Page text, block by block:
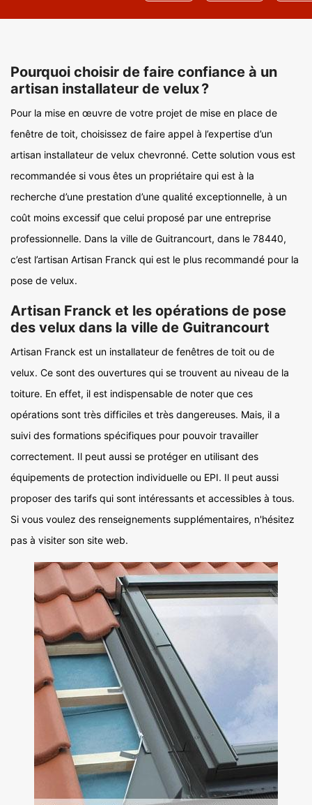
Pourquoi choisir de faire confiance à un
artisan installateur de velux ?
Pour la mise en œuvre de votre projet de mise en place de
fenêtre de toit, choisissez de faire appel à l’expertise d’un
artisan installateur de velux chevronné. Cette solution vous est
recommandée si vous êtes un propriétaire qui est à la
recherche d’une prestation d’une qualité exceptionnelle, à un
coût moins excessif que celui proposé par une entreprise
professionnelle. Dans la ville de Guitrancourt, dans le 78440,
c’est l’artisan Artisan Franck qui est le plus recommandé pour la
pose de velux.
Artisan Franck et les opérations de pose
des velux dans la ville de Guitrancourt
Artisan Franck est un installateur de fenêtres de toit ou de
velux. Ce sont des ouvertures qui se trouvent au niveau de la
toiture. En effet, il est indispensable de noter que ces
opérations sont très difficiles et très dangereuses. Mais, il a
suivi des formations spécifiques pour pouvoir travailler
correctement. Il peut aussi se protéger en utilisant des
équipements de protection individuelle ou EPI. Il peut aussi
proposer des tarifs qui sont intéressants et accessibles à tous.
Si vous voulez des renseignements supplémentaires, n'hésitez
pas à visiter son site web.